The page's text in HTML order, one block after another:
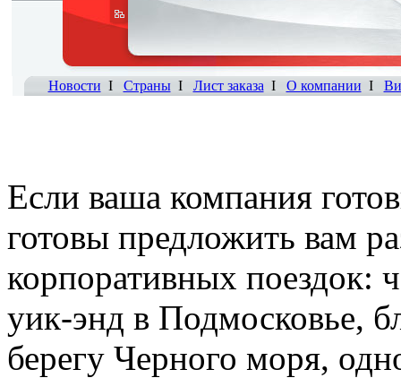
Новости I СтраныI Лист заказа I О компании I
Если ваша компания
готовы предложить вам
корпоративных поездок:
уик-энд в Подмосковье,
берегу Черного моря,